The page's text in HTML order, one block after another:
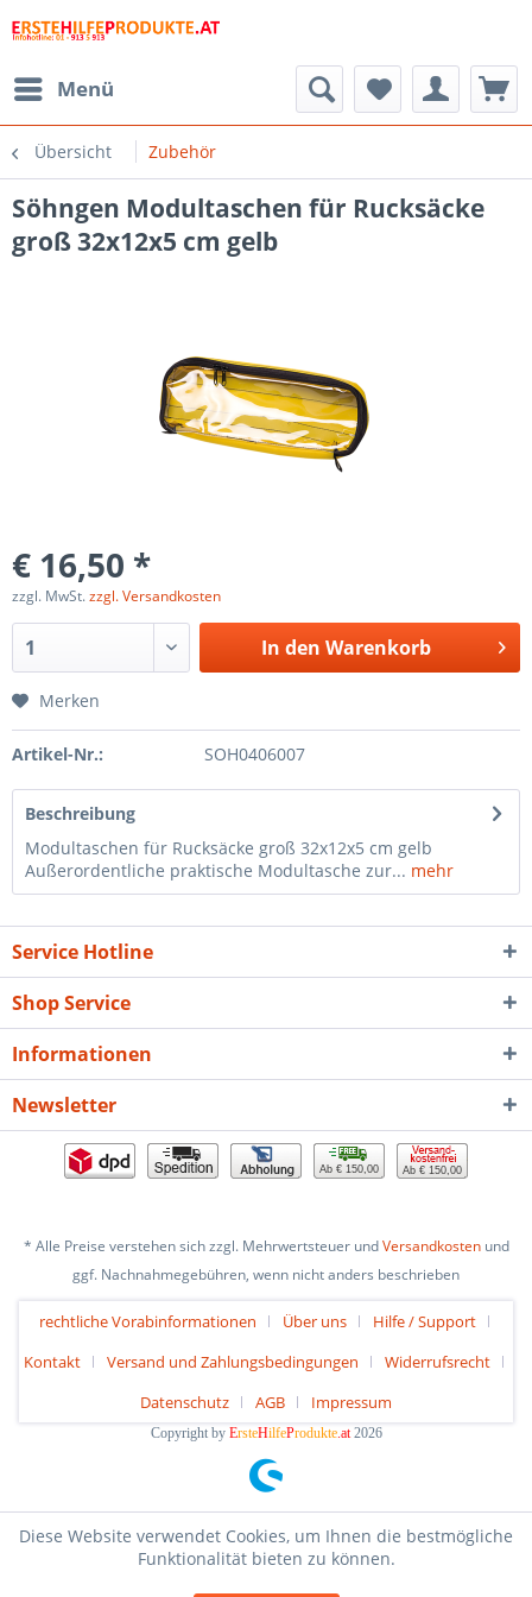
Menü
Übersicht Zubehör
Söhngen Modultaschen für Rucksäcke
groß 32x12x5 cm gelb
€ 16,50 *
zzgl. MwSt.zzgl. Versandkosten
In den Warenkorb
Merken
Artikel-Nr.: SOH0406007
Beschreibung
Modultaschen für Rucksäcke groß 32x12x5 cm gelb
Außerordentliche praktische Modultasche zur... mehr
Service Hotline
Shop Service
Informationen
Newsletter
Ab € 150,00 Ab € 150,00
* Alle Preise verstehen sich zzgl. Mehrwertsteuer undVersandkostenund
ggf. Nachnahmegebühren, wenn nicht anders beschrieben
rechtliche Vorabinformationen Über uns
Hilfe / Support
Kontakt
Versand und Zahlungsbedingungen
Widerrufsrecht
Datenschutz
AGB Impressum
Copyright by ErsteHilfeProdukte.at2026
Diese Website verwendet Cookies, um Ihnen die bestmögliche
Funktionalität bieten zu können.